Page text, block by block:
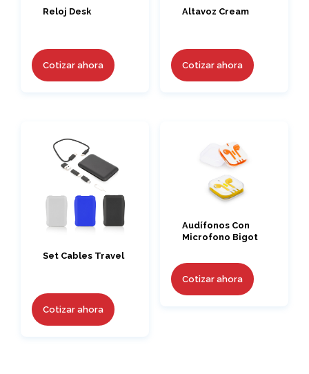
Reloj Desk
Cotizar ahora
Altavoz Cream
Cotizar ahora
Set Cables Travel
Cotizar ahora
Audífonos Con
Microfono Bigot
Cotizar ahora